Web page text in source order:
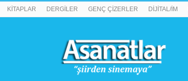
KİTAPLAR DERGİLER GENÇ ÇİZERLER DİJİTAL/İM